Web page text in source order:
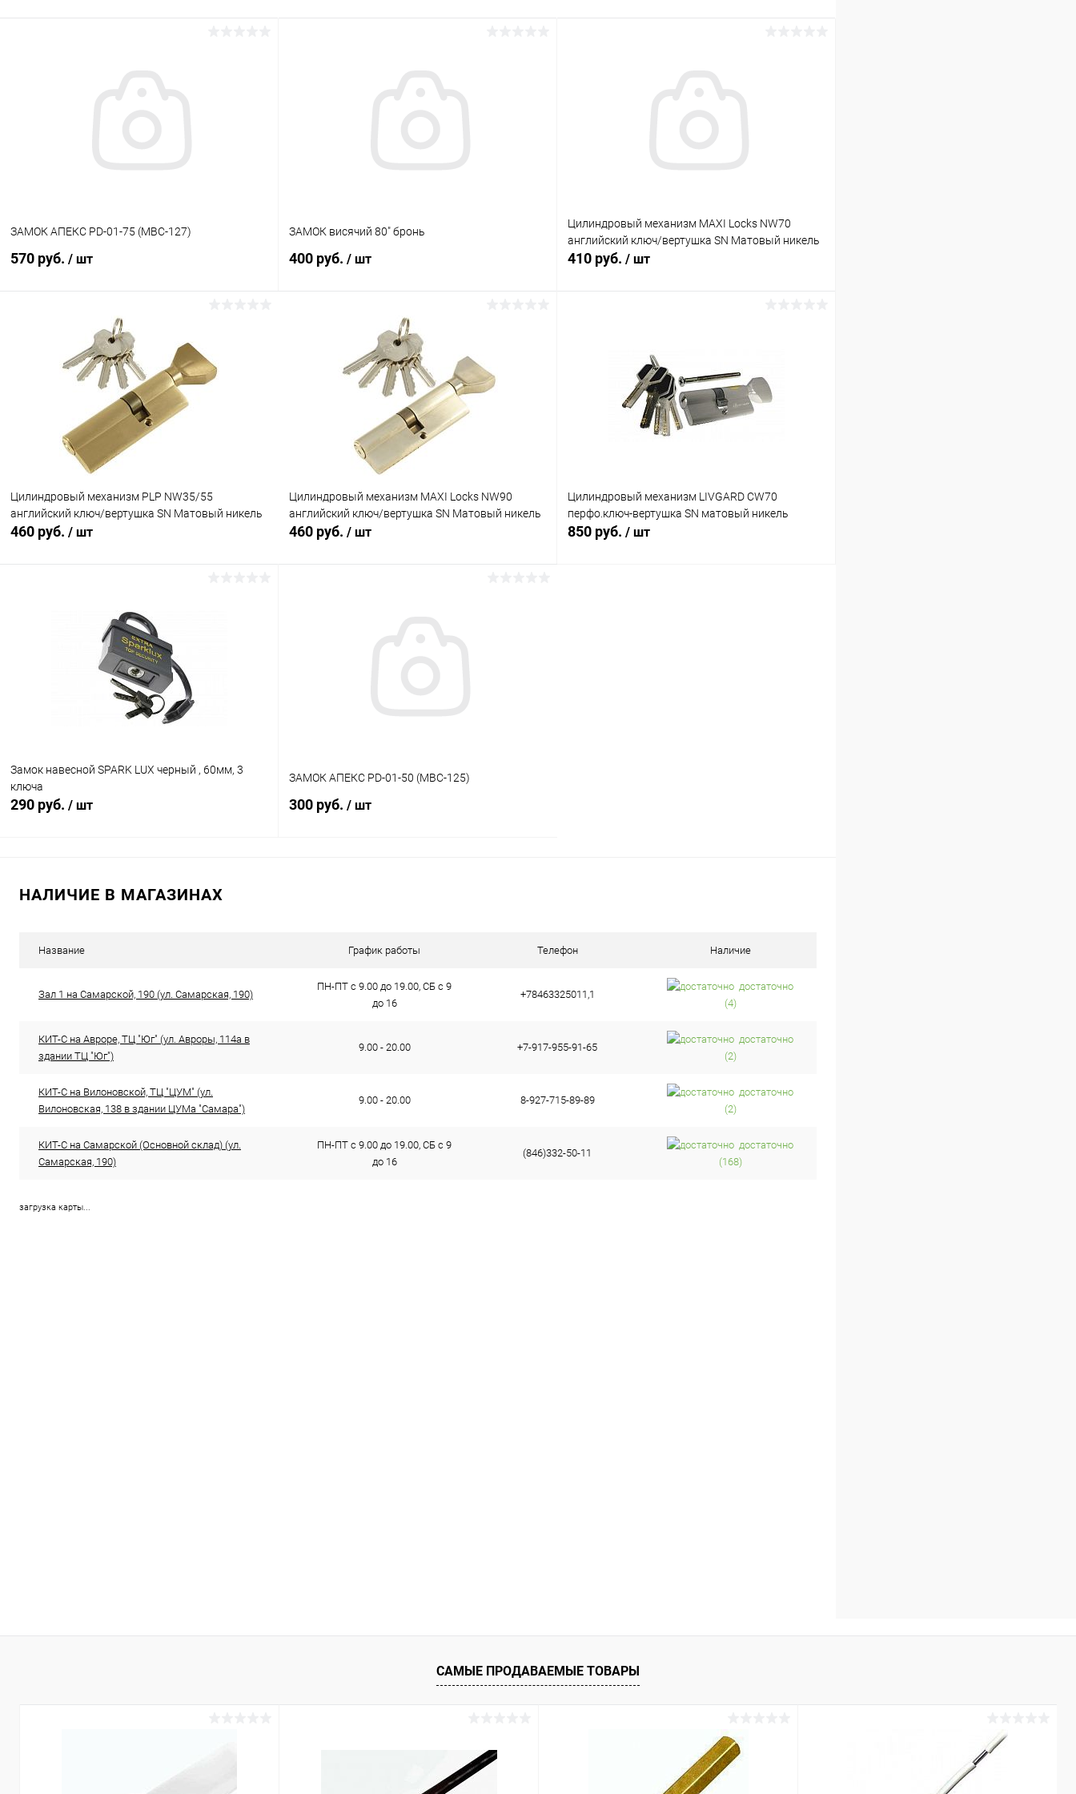
ЗАМОК АПЕКС PD-01-75 (MBC-127)
570 руб. / шт
В корзину
Сравнение
В наличии (1)
ЗАМОК висячий 80" бронь
400 руб. / шт
В корзину
Сравнение
В избранное В наличии (1)
Цилиндровый механизм MAXI Locks NW70
английский ключ/вертушка SN Матовый никель
410 руб. / шт
В избранное В наличии (4)
Цилиндровый механизм PLP NW35/55
английский ключ/вертушка SN Матовый никель
460 руб. / шт
В наличии (7)
Цилиндровый механизм MAXI Locks NW90
английский ключ/вертушка SN Матовый никель
460 руб. / шт
Цилиндровый механизм LIVGARD CW70
перфо.ключ-вертушка SN матовый никель
850 руб. / шт
Замок навесной SPARK LUX черный , 60мм, 3
ключа
290 руб. / шт
ЗАМОК АПЕКС PD-01-50 (MBC-125)
300 руб. / шт
НАЛИЧИЕ В МАГАЗИНАХ
Название График работы Телефон Наличие
Зал 1 на Самарской, 190 (ул. Самарская, 190)
ПН-ПТ с 9.00 до 19.00, СБ с 9
до 16
+78463325011,1
достаточно
(4)
КИТ-С на Авроре, ТЦ "Юг" (ул. Авроры, 114а в
здании ТЦ "Юг")
9.00 - 20.00 +7-917-955-91-65
достаточно
(2)
КИТ-С на Вилоновской, ТЦ "ЦУМ" (ул.
Вилоновская, 138 в здании ЦУМа "Самара")
9.00 - 20.00 8-927-715-89-89
достаточно
(2)
КИТ-С на Самарской (Основной склад) (ул.
Самарская, 190)
ПН-ПТ с 9.00 до 19.00, СБ с 9
до 16
(846)332-50-11
достаточно
(168)
загрузка карты...
САМЫЕ ПРОДАВАЕМЫЕ ТОВАРЫ